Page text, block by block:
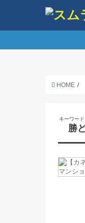
HOME
キーワード
勝